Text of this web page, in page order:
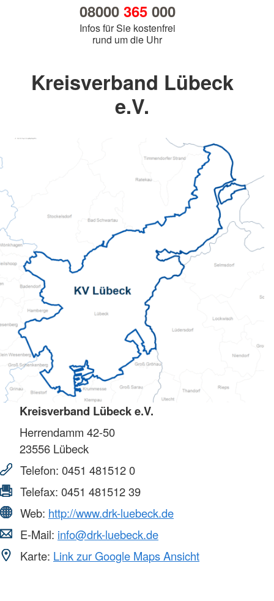
08000 365000
Infos für Sie kostenfrei
rund um die Uhr
Kreisverband Lübeck
e.V.
Kreisverband Lübeck e.V.
Herrendamm 42-50
23556 Lübeck
Telefon: 0451 481512 0
Telefax: 0451 481512 39
Web: http://www.drk-luebeck.de
E-Mail: info@drk-luebeck.de
Karte: Link zur Google Maps Ansicht